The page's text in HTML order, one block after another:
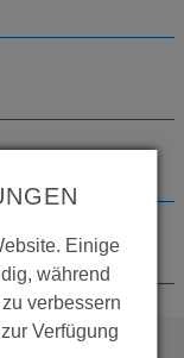
Einige
während
verbessern
Verfügung